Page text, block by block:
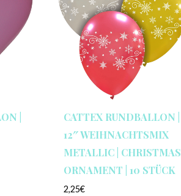
|
CATTEX RUNDBALLON |
12″ WEIHNACHTSMIX
METALLIC | CHRISTMAS
ORNAMENT | 10 STÜCK
2,25€